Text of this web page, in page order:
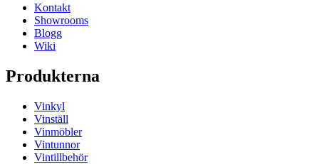
Kontakt
Showrooms
Blogg
Wiki
Produkterna
Vinkyl
Vinställ
Vinmöbler
Vintunnor
Vintillbehör